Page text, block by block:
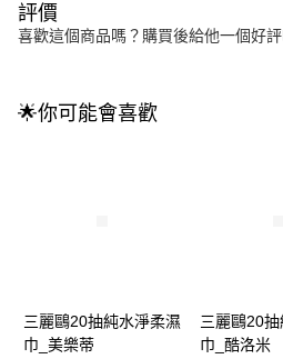
評價
喜歡這個商品嗎？購買後給他一個好
🌟你可能會喜歡
三麗鷗20抽純水淨柔濕
巾_美樂蒂
三麗鷗20
巾_酷洛米